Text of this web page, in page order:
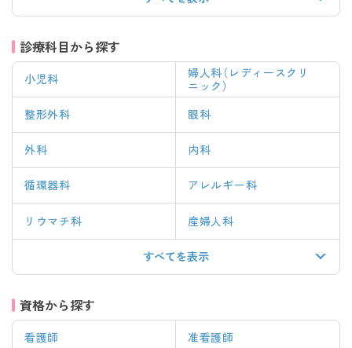
診療科目から探す
小児科
婦人科（レディースクリ
ニック）
整形外科
眼科
外科 内科
循環器科 アレルギー科
リウマチ科 産婦人科
すべてを表示
資格から探す
看護師 准看護師